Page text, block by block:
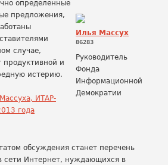
определенные
предложения,
случае,
продуктивной и
истерию.
ИТАР-
года
Илья Массух
86283
Руководитель
Фонда
Информационной
Демократии
обсуждения станет перечень
сети Интернет, нуждающихся в